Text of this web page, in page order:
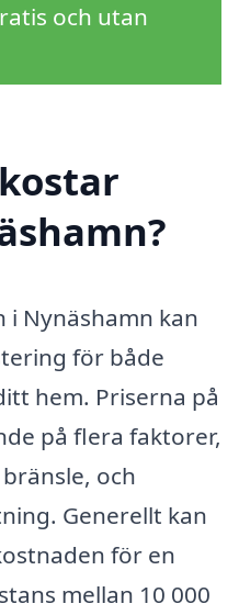
och utan
i Nynäshamn kan
för både
hem. Priserna på
på flera faktorer,
och
Generellt kan
för en
mellan 10 000